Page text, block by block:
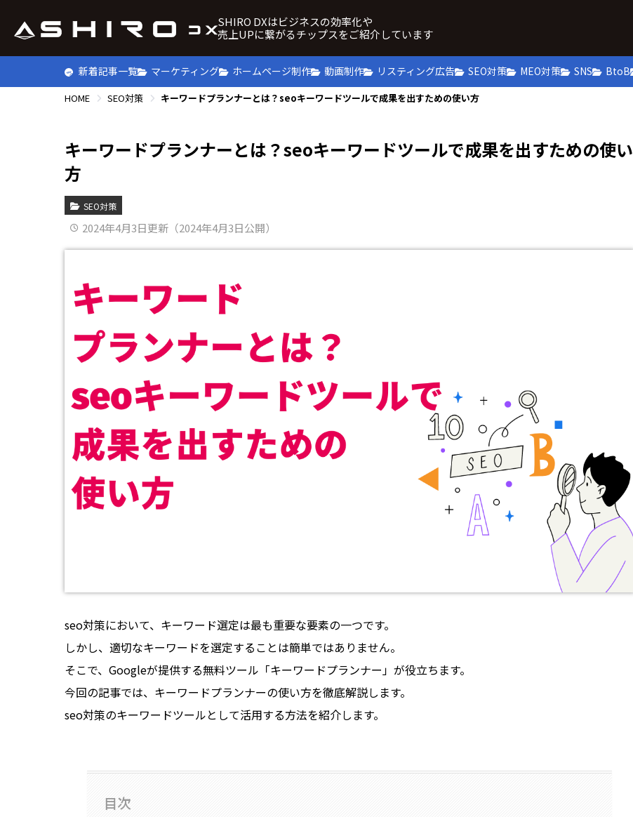
SHIRO DXはビジネスの効率化や
売上UPに繋がるチップスをご紹介しています
新着記事一覧 マーケティング ホームページ制作 動画制作 リスティング広告 SEO対策 MEO対策 SNS BtoB
HOME SEO対策 キーワードプランナーとは？seoキーワードツールで成果を出すための使い方
キーワードプランナーとは？seoキーワードツールで成果を出すための使い
方
SEO対策
2024年4月3日更新（2024年4月3日公開）
seo対策において、キーワード選定は最も重要な要素の一つです。
しかし、適切なキーワードを選定することは簡単ではありません。
そこで、Googleが提供する無料ツール「キーワードプランナー」が役立ちます。
今回の記事では、キーワードプランナーの使い方を徹底解説します。
seo対策のキーワードツールとして活用する方法を紹介します。
目次